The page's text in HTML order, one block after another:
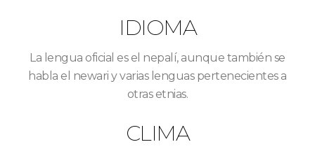
IDIOMA
La lengua oficial es el nepalí, aunque también se
habla el newari y varias lenguas pertenecientes a
otras etnias.
CLIMA